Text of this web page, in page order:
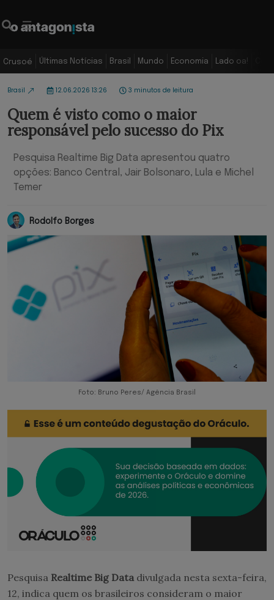
Crusoé Últimas Notícias Brasil Mundo Economia Lado oa!
Brasil 12.06.2026 13:26 3 minutos de leitura
Quem é visto como o maior
responsável pelo sucesso do Pix
Pesquisa Realtime Big Data apresentou quatro
opções: Banco Central, Jair Bolsonaro, Lula e Michel
Temer
Rodolfo Borges
Foto: Bruno Peres/ Agência Brasil
Pesquisa Realtime Big Data divulgada nesta sexta-feira,
12, indica quem os brasileiros consideram o maior